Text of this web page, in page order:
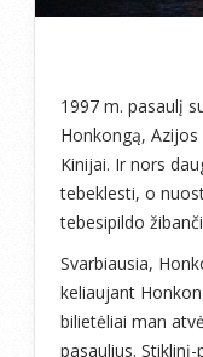
1997 m. pasaulį
Honkongą,
Kinijai. Ir nors
tebeklesti, o
tebesipildo
Svarbiausia,
keliaujant
bilietėliai man
pasaulius.